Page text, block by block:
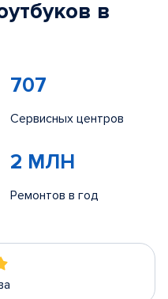
в
707
Сервисных центров
2 МЛН
Ремонтов в год